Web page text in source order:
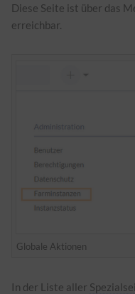
Diese Seite ist über das
erreichbar.
Globale Aktionen
In der Liste aller